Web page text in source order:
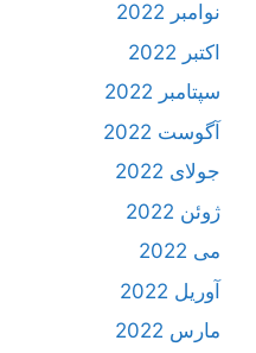
نوامبر 2022
اکتبر 2022
سپتامبر 2022
آگوست 2022
جولای 2022
ژوئن 2022
می 2022
آوریل 2022
مارس 2022